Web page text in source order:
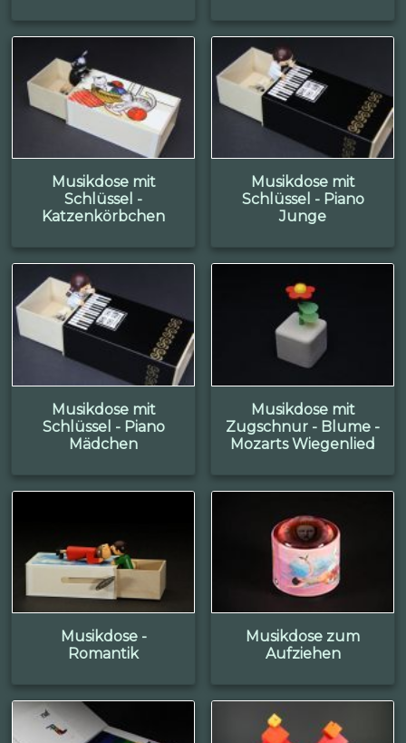
Musikdose mit
Schlüssel -
Katzenkörbchen
Musikdose mit
Schlüssel - Piano
Junge
Musikdose mit
Schlüssel - Piano
Mädchen
Musikdose mit
Zugschnur - Blume -
Mozarts Wiegenlied
Musikdose -
Romantik
Musikdose zum
Aufziehen